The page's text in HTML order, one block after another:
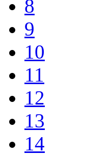
8
9
10
11
12
13
14